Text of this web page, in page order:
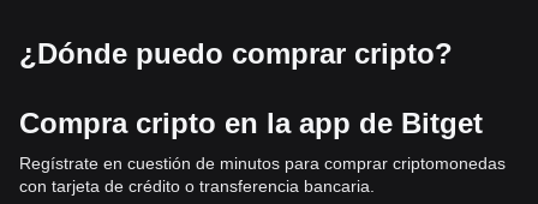
¿Dónde puedo comprar cripto?
Compra cripto en la app de Bitget
Regístrate en cuestión de minutos para comprar criptomonedas
con tarjeta de crédito o transferencia bancaria.